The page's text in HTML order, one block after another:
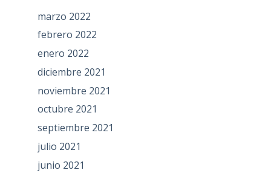
marzo 2022
febrero 2022
enero 2022
diciembre 2021
noviembre 2021
octubre 2021
septiembre 2021
julio 2021
junio 2021